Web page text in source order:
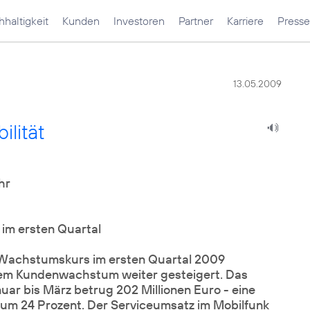
Kunden Investoren Partner Karriere Presse
13.05.2009
ersten Quartal
im ersten Quartal 2009
Kundenwachstum weiter gesteigert. Das
bis März betrug 202 Millionen Euro - eine
24 Prozent. Der Serviceumsatz im Mobilfunk